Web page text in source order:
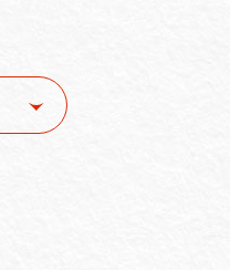
#aerospace